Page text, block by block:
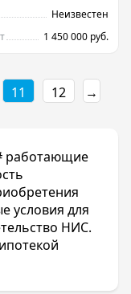
Неизвестен
1 450 000 руб.
11 12 →
работающие
условия для
НИС.